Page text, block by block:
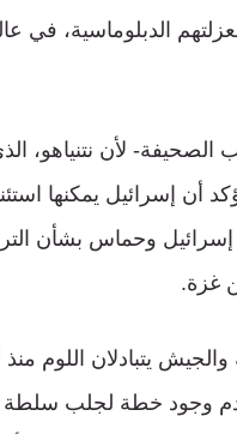
لعزلتهم الدبلوماسية،
لأن نتنياهو،
أن إسرائيل يمكنها
إسرائيل وحماس بشأن
غزة.
والجيش يتبادلان
وجود خطة لجلب سلطة